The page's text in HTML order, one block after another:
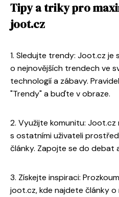
Tipy a triky pro
joot.cz
1. Sledujte trendy: Joot.cz je
o nejnovějších trendech ve
technologií a zábavy.
"Trendy" a buďte v obraze.
2. Využijte komunitu:
s ostatními uživateli
články. Zapojte se do debat
3. Získejte inspiraci:
joot.cz, kde najdete články